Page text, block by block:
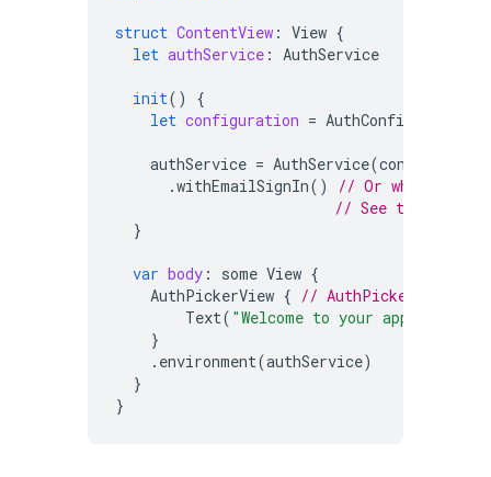
struct ContentView : View {
let authService : AuthService
init()
{
let configuration = AuthConfiguration
authService = AuthService(
.withEmailSignIn()
// Or whatever
// See the next
}
var body : some View {
AuthPickerView { // AuthPickerView
Text( "Welcome to your app!"
}
. environment(authService)
}
}